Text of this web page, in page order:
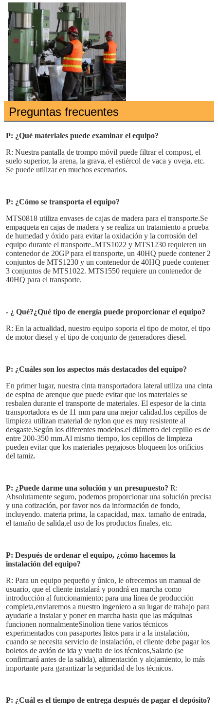
¡Te llamaremos
PRESENTACIóN
Preguntas frecuentes
P: ¿Qué materiales puede examinar el equipo?
R: Nuestra pantalla de trompo móvil puede filtrar el compost, el
suelo superior, la arena, la grava, el estiércol de vaca y oveja, etc.
Se puede utilizar en muchos escenarios.
P: ¿Cómo se transporta el equipo?
MTS0818 utiliza envases de cajas de madera para el transporte.Se
empaqueta en cajas de madera y se realiza un tratamiento a prueba
de humedad y óxido para evitar la oxidación y la corrosión del
equipo durante el transporte..MTS1022 y MTS1230 requieren un
contenedor de 20GP para el transporte, un 40HQ puede contener 2
conjuntos de MTS1230 y un contenedor de 40HQ puede contener
3 conjuntos de MTS1022. MTS1550 requiere un contenedor de
40HQ para el transporte.
- ¿ Qué?¿Qué tipo de energía puede proporcionar el equipo?
R: En la actualidad, nuestro equipo soporta el tipo de motor, el tipo
de motor diesel y el tipo de conjunto de generadores diesel.
P: ¿Cuáles son los aspectos más destacados del equipo?
En primer lugar, nuestra cinta transportadora lateral utiliza una cinta
de espina de arenque que puede evitar que los materiales se
resbalen durante el transporte de materiales. El espesor de la cinta
transportadora es de 11 mm para una mejor calidad.los cepillos de
limpieza utilizan material de nylon que es muy resistente al
desgaste.Según los diferentes modelos.el diámetro del cepillo es de
entre 200-350 mm.Al mismo tiempo, los cepillos de limpieza
pueden evitar que los materiales pegajosos bloqueen los orificios
del tamiz.
P: ¿Puede darme una solución y un presupuesto? R:
Absolutamente seguro, podemos proporcionar una solución precisa
y una cotización, por favor nos da información de fondo,
incluyendo. materia prima, la capacidad, max. tamaño de entrada,
el tamaño de salida,el uso de los productos finales, etc.
P: Después de ordenar el equipo, ¿cómo hacemos la
instalación del equipo?
R: Para un equipo pequeño y único, le ofrecemos un manual de
usuario, que el cliente instalará y pondrá en marcha como
introducción al funcionamiento; para una línea de producción
completa,enviaremos a nuestro ingeniero a su lugar de trabajo para
ayudarle a instalar y poner en marcha hasta que las máquinas
funcionen normalmenteSinolion tiene varios técnicos
experimentados con pasaportes listos para ir a la instalación,
cuando se necesita servicio de instalación, el cliente debe pagar los
boletos de avión de ida y vuelta de los técnicos,Salario (se
confirmará antes de la salida), alimentación y alojamiento, lo más
importante para garantizar la seguridad de los técnicos.
P: ¿Cuál es el tiempo de entrega después de pagar el depósito?